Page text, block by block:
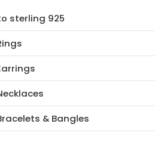
sterling 925
& Bangles